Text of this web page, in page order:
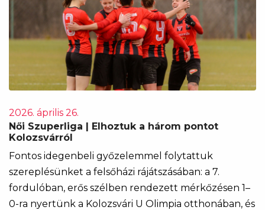
2026. április 26.
Női Szuperliga | Elhoztuk a három pontot
Kolozsvárról
Fontos idegenbeli győzelemmel folytattuk
szereplésünket a felsőházi rájátszásában: a 7.
fordulóban, erős szélben rendezett mérkőzésen 1–
0-ra nyertünk a Kolozsvári U Olimpia otthonában, és